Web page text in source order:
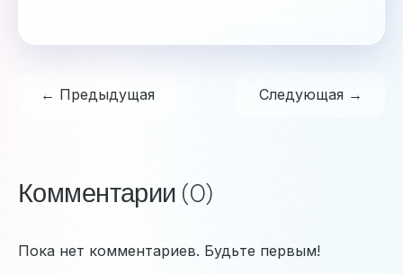
← Предыдущая Следующая →
Комментарии (0)
Пока нет комментариев. Будьте первым!